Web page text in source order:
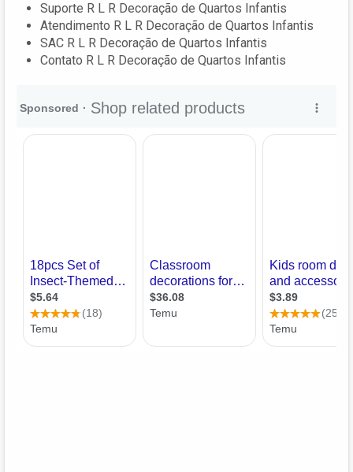
Suporte R L R Decoração de Quartos Infantis
Atendimento R L R Decoração de Quartos Infantis
SAC R L R Decoração de Quartos Infantis
Contato R L R Decoração de Quartos Infantis